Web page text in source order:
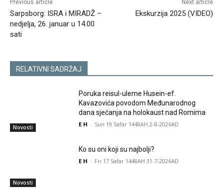
Previous article
Sarpsborg: ISRA i MIRADŽ –
nedjelja, 26. januar u 14.00
sati
Next article
Ekskurzija 2025 (VIDEO)
RELATIVNI SADRŽAJ
Novosti
Poruka reisul-uleme Husein-ef.
Kavazovića povodom Međunarodnog
dana sjećanja na holokaust nad Romima
E H - Sun 19 Safar 1448AH 2-8-2026AD
Novosti
Ko su oni koji su najbolji?
E H - Fri 17 Safar 1448AH 31-7-2026AD